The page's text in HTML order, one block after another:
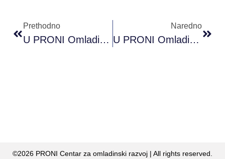
Prethodno
U PRONI Omladinskom Klubu Mostar Održana Radionica ”Storytelling I Samoprezentacija
Naredno
U PRONI Omladinskom Klubu Banja Luka Održane Tri Radionice ”Obuke Digitalnog Marketinga”
©2026 PRONI Centar za omladinski razvoj | All rights reserved.